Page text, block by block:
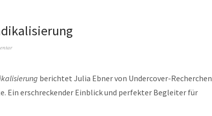
berichtet Julia Ebner von Undercover-Recherchen
Ein erschreckender Einblick und perfekter Begleiter für